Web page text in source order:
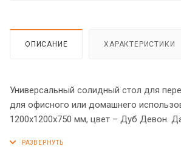
ОПИСАНИЕ ХАРАКТЕРИСТИКИ
Универсальный солидный стол для
для офисного или домашнего
1200х1200х750 мм, цвет – Дуб Девон.
проведения небольшого совещания. Он